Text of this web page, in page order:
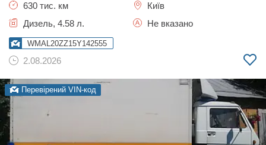
630 тис. км
Київ
Дизель, 4.58 л.
Не вказано
WMAL20ZZ15Y142555
2.08.2026
Перевірений VIN-код